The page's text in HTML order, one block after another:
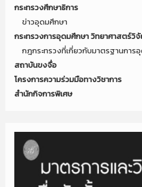
กระทรวงศึกษาธิการ
ข่าวอุดมศึกษา
กระทรวงการอุดมศึกษา วิทยาศาสตร์วิ
กฎกระทรวงที่เกี่ยวกับมาตรฐานการ
สถาบันขงจื่อ
โครงการความร่วมมือทางวิชาการ
สำนักกิจการพิเศษ